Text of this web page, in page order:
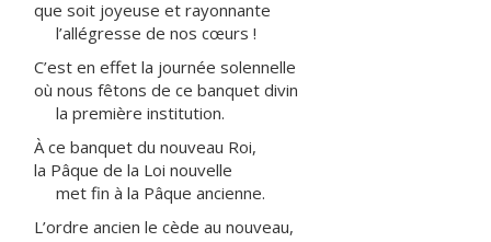
que soit joyeuse et rayonnante
l’allégresse de nos cœurs !
C’est en effet la journée solennelle
où nous fêtons de ce banquet divin
la première institution.
À ce banquet du nouveau Roi,
la Pâque de la Loi nouvelle
met fin à la Pâque ancienne.
L’ordre ancien le cède au nouveau,